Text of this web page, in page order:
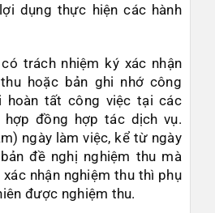
dụng thực hiện các hành
trách nhiệm ký xác nhận
hoặc bản ghi nhớ công
hoàn tất công việc tại các
hợp đồng hợp tác dịch vụ.
ngày làm việc, kể từ ngày
đề nghị nghiệm thu mà
nhận nghiệm thu thì phụ
được nghiệm thu.